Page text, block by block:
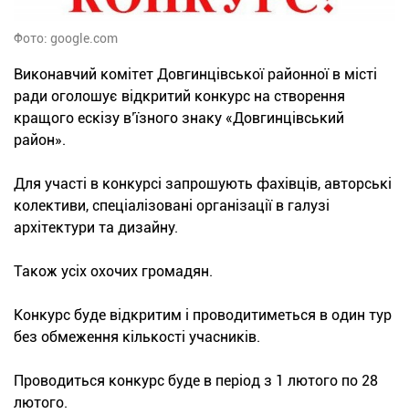
Фото: google.com
Виконавчий комітет Довгинцівської районної в місті
ради оголошує відкритий конкурс на створення
кращого ескізу в’їзного знаку «Довгинцівський
район».
Для участі в конкурсі запрошують фахівців, авторські
колективи, спеціалізовані організації в галузі
архітектури та дизайну.
Також усіх охочих громадян.
Конкурс буде відкритим і проводитиметься в один тур
без обмеження кількості учасників.
Проводиться конкурс буде в період з 1 лютого по 28
лютого.